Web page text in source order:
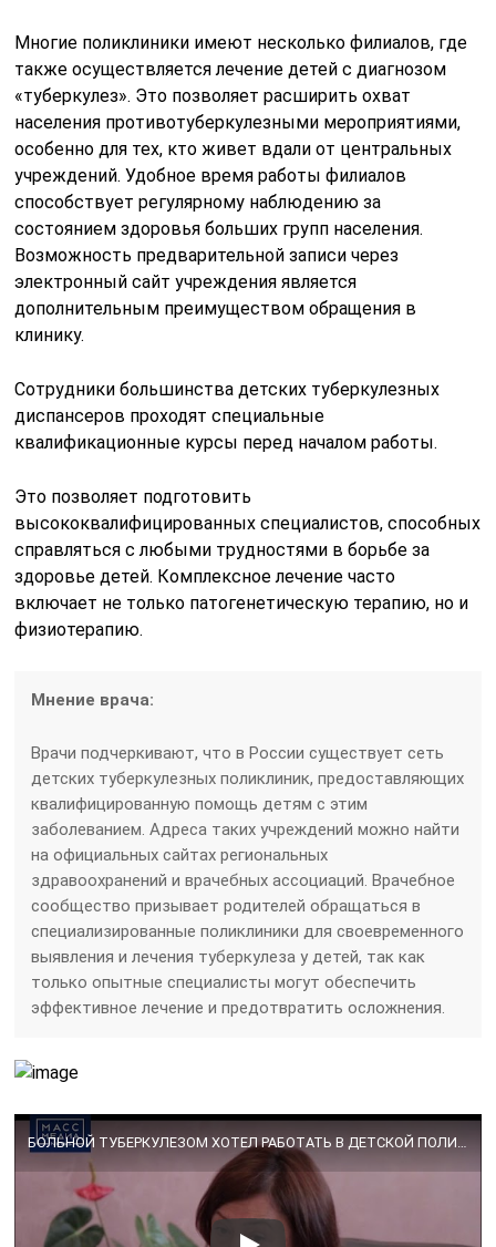
Многие поликлиники имеют несколько филиалов, где
также осуществляется лечение детей с диагнозом
«туберкулез». Это позволяет расширить охват
населения противотуберкулезными мероприятиями,
особенно для тех, кто живет вдали от центральных
учреждений. Удобное время работы филиалов
способствует регулярному наблюдению за
состоянием здоровья больших групп населения.
Возможность предварительной записи через
электронный сайт учреждения является
дополнительным преимуществом обращения в
клинику.
Сотрудники большинства детских туберкулезных
диспансеров проходят специальные
квалификационные курсы перед началом работы.
Это позволяет подготовить
высококвалифицированных специалистов, способных
справляться с любыми трудностями в борьбе за
здоровье детей. Комплексное лечение часто
включает не только патогенетическую терапию, но и
физиотерапию.
Мнение врача:
Врачи подчеркивают, что в России существует сеть
детских туберкулезных поликлиник, предоставляющих
квалифицированную помощь детям с этим
заболеванием. Адреса таких учреждений можно найти
на официальных сайтах региональных
здравоохранений и врачебных ассоциаций. Врачебное
сообщество призывает родителей обращаться в
специализированные поликлиники для своевременного
выявления и лечения туберкулеза у детей, так как
только опытные специалисты могут обеспечить
эффективное лечение и предотвратить осложнения.